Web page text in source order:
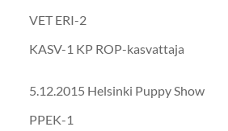
VET ERI-2
KASV-1 KP ROP-kasvattaja
5.12.2015 Helsinki Puppy Show
PPEK-1